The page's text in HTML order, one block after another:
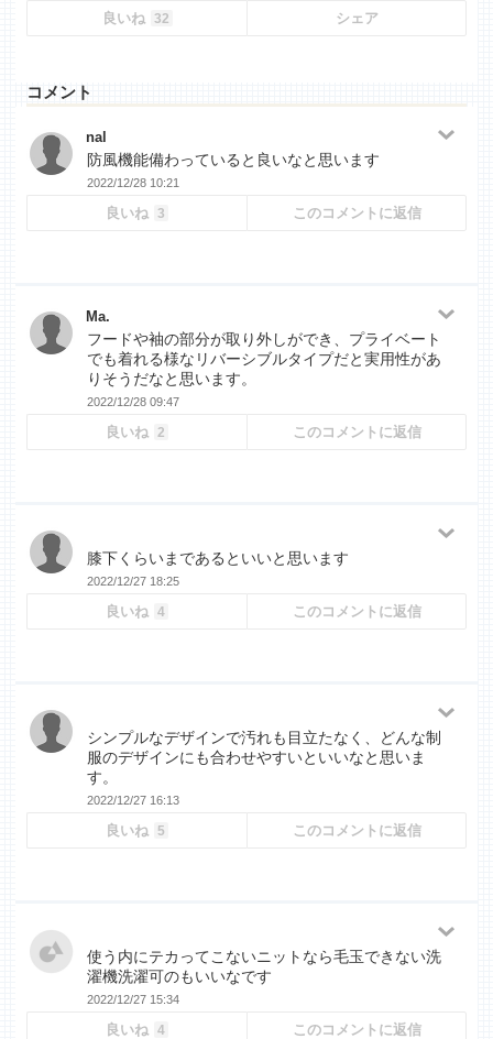
良いね 32 シェア
コメント
nal
防風機能備わっていると良いなと思います
2022/12/28 10:21
良いね 3 このコメントに返信
Ma.
フードや袖の部分が取り外しができ、プライベート
でも着れる様なリバーシブルタイプだと実用性があ
りそうだなと思います。
2022/12/28 09:47
良いね 2 このコメントに返信
膝下くらいまであるといいと思います
2022/12/27 18:25
良いね 4 このコメントに返信
シンプルなデザインで汚れも目立たなく、どんな制
服のデザインにも合わせやすいといいなと思いま
す。
2022/12/27 16:13
良いね 5 このコメントに返信
使う内にテカってこないニットなら毛玉できない洗
濯機洗濯可のもいいなです
2022/12/27 15:34
良いね 4 このコメントに返信